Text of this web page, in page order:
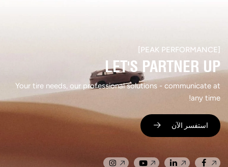
[PEAK PERFORMANCE]​
LET'S PARTNER UP​
Your tire needs, our professional solutions - communicate at
any time!
استفسر الآن ​